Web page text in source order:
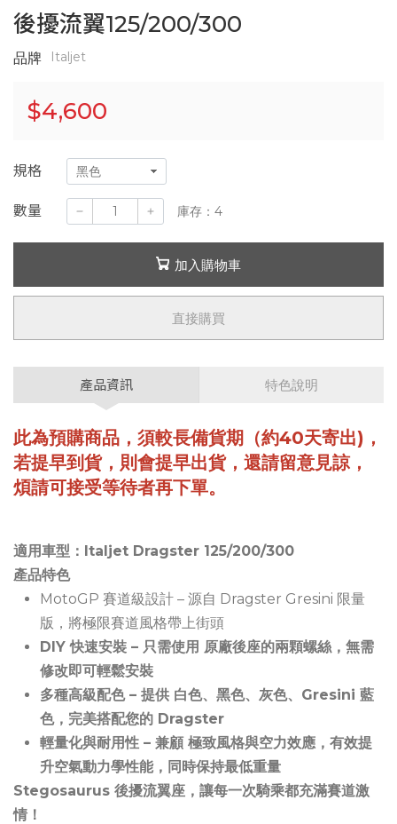
後擾流翼125/200/300
品牌 Italjet
$4,600
規格
數量 庫存：4
加入購物車
直接購買
產品資訊 特色說明
此為預購商品，須較長備貨期（約40天寄出)，
若提早到貨，則會提早出貨，還請留意見諒，
煩請可接受等待者再下單。
適用車型：Italjet Dragster 125/200/300
產品特色
MotoGP 賽道級設計 – 源自 Dragster Gresini 限量
版，將極限賽道風格帶上街頭
DIY 快速安裝 – 只需使用 原廠後座的兩顆螺絲，無需
修改即可輕鬆安裝
多種高級配色 – 提供 白色、黑色、灰色、Gresini 藍
色，完美搭配您的 Dragster
輕量化與耐用性 – 兼顧 極致風格與空力效應，有效提
升空氣動力學性能，同時保持最低重量
Stegosaurus 後擾流翼座，讓每一次騎乘都充滿賽道激
情！